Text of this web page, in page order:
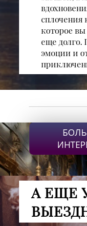
сплочения
которое
еще долго.
эмоции и
А ЕЩЕ